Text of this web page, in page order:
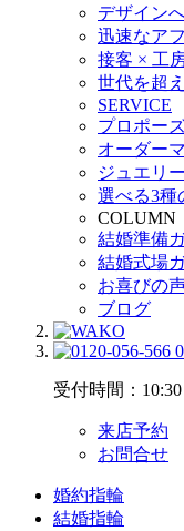
デザイン
迅速なア
接客 × 工
世代を超
SERVICE
プロポー
オーダー
ジュエリ
選べる3種
COLUMN
結婚準備
結婚式場
お喜びの
ブログ
受付時間：
来店予約
お問合せ
婚約指輪
結婚指輪